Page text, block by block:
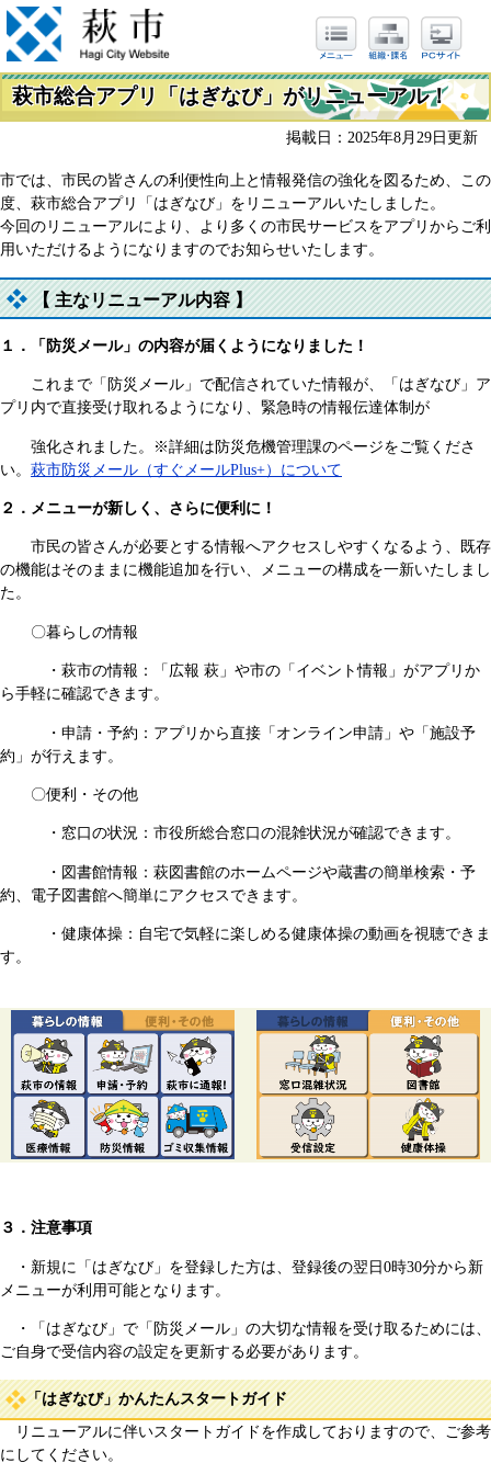
萩市総合アプリ「はぎなび」がリニューアル！
掲載日：2025年8月29日更新
​市では、市民の皆さんの利便性向上と情報発信の強化を図るため、この
度、萩市総合アプリ「はぎなび」をリニューアルいたしました。
今回のリニューアルにより、より多くの市民サービスをアプリからご利
用いただけるようになりますのでお知らせいたします。
【 主なリニューアル内容 】
１．「防災メール」の内容が届くようになりました！
これまで「防災メール」で配信されていた情報が、「はぎなび」ア
プリ内で直接受け取れるようになり、緊急時の情報伝達体制が
強化されました。※詳細は防災危機管理課のページをご覧くださ
い。 萩市防災メール（すぐメールPlus+）について
２．メニューが新しく、さらに便利に！​
市民の皆さんが必要とする情報へアクセスしやすくなるよう、既存
の機能はそのままに機能追加を行い、メニューの構成を一新いたしまし
た。
〇暮らしの情報
・萩市の情報：「広報 萩」や市の「イベント情報」がアプリか
ら手軽に確認できます。
・申請・予約：アプリから直接「オンライン申請」や「施設予
約」が行えます。
〇便利・その他
・窓口の状況：市役所総合窓口の混雑状況が確認できます。
・図書館情報：萩図書館のホームページや蔵書の簡単検索・予
約、電子図書館へ簡単にアクセスできます。
・健康体操：自宅で気軽に楽しめる健康体操の動画を視聴できま
す。
３．注意事項
・新規に「はぎなび」を登録した方は、登録後の翌日0時30分から新
メニューが利用可能となります。​
・「はぎなび」で「防災メール」の大切な情報を受け取るためには、
ご自身で受信内容の設定を更新する必要があります。
「はぎなび」かんたんスタートガイド
リニューアルに伴いスタートガイドを作成しておりますので、ご参考
にしてください。